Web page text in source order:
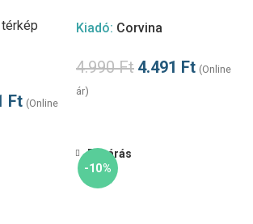
Ft (Online
Kiadó: Corvina
4.990Ft 4.491 Ft (Online
ár)
-10%
Bezárás